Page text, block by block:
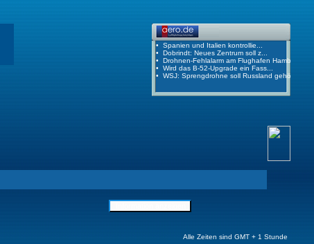
Alle Zeiten sind GMT + 1 Stunde